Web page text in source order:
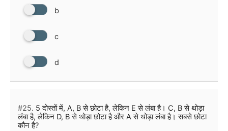
b
c
d
#25. 5 दोस्तों में, A, B से छोटा है, लेकिन E से लंबा है। C, B से थोड़ा
लंबा है, लेकिन D, B से थोड़ा छोटा है और A से थोड़ा लंबा है। सबसे छोटा
कौन है?